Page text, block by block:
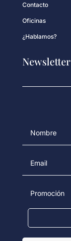
Contacto
Oficinas
¿Hablamos?
Newsletter